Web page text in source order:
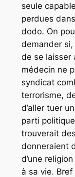
seule
perdues
dodo. On
demander
de se laisser
médecin ne
syndicat
terrorisme,
d’aller tuer
parti
trouverait
donneraient
d’une
à sa vie.